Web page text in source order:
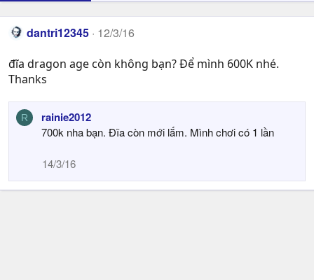
dantri12345 12/3/16
đĩa dragon age còn không bạn? Để mình 600K nhé.
Thanks
R rainie2012
700k nha bạn. Đĩa còn mới lắm. Mình chơi có 1 lần
14/3/16